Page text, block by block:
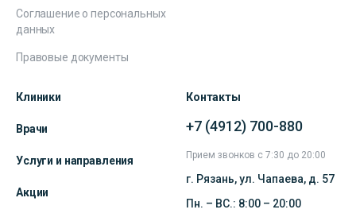
Соглашение о персональных
данных
Правовые документы
Клиники
Врачи
Услуги и направления
Акции
Контакты
+7 (4912) 700-880
Прием звонков с 7:30 до 20:00
г. Рязань, ул. Чапаева, д. 57
Пн. – ВС.: 8:00 – 20:00